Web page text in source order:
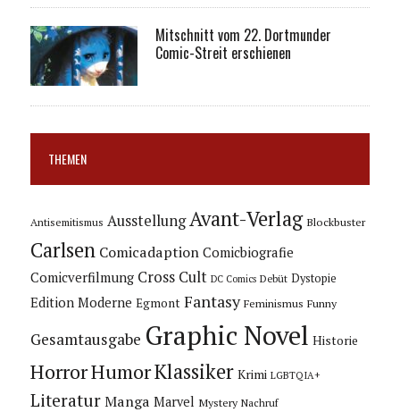
Mitschnitt vom 22. Dortmunder
Comic-Streit erschienen
THEMEN
Antisemitismus Ausstellung Avant-Verlag Blockbuster
Carlsen Comicadaption Comicbiografie
Comicverfilmung Cross Cult DC Comics Debüt Dystopie
Edition Moderne Egmont Fantasy Feminismus Funny
Gesamtausgabe Graphic Novel Historie
HorrorHumorKlassiker Krimi LGBTQIA+
Literatur Manga Marvel Mystery Nachruf